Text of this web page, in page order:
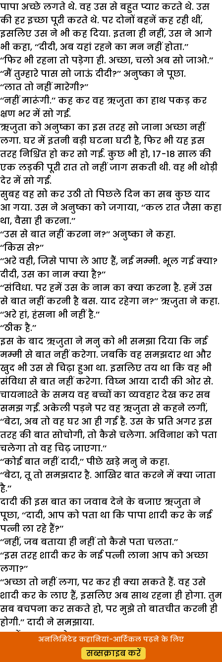
पापा अच्छे लगते थे. वह उस से बहुत प्यार करते थे. उस
की हर इच्छा पूरी करते थे. पर दोनों बहनें कह रही थीं,
इसलिए उस ने भी कह दिया. इतना ही नहीं, उस ने आगे
भी कहा, ‘‘दीदी, अब यहां रहने का मन नहीं होता.’’
‘‘फिर भी रहना तो पड़ेगा ही. अच्छा, चलो अब सो जाओ.’’
‘‘मैं तुम्हारे पास सो जाऊं दीदी?’’ अनुष्का ने पूछा.
‘‘लात तो नहीं मारेगी?’’
‘‘नहीं मारूंगी.’’ कह कर वह ऋजुता का हाथ पकड़ कर
क्षण भर में सो गई.
ऋजुता को अनुष्का का इस तरह सो जाना अच्छा नहीं
लगा. घर में इतनी बड़ी घटना घटी है, फिर भी यह इस
तरह निश्चिंत हो कर सो गई. कुछ भी हो, 17-18 साल की
एक लड़की पूरी रात तो नहीं जाग सकती थी. वह भी थोड़ी
देर में सो गई.
सुबह वह सो कर उठी तो पिछले दिन का सब कुछ याद
आ गया. उस ने अनुष्का को जगाया, ‘‘कल रात जैसा कहा
था, वैसा ही करना.’’
‘‘उस से बात नहीं करना न?’’ अनुष्का ने कहा.
‘‘किस से?’’
‘‘अरे वही, जिसे पापा ले आए हैं, नई मम्मी. भूल गई क्या?
दीदी, उस का नाम क्या है?’’
‘‘संविधा. पर हमें उस के नाम का क्या करना है. हमें उस
से बात नहीं करनी है बस. याद रहेगा न?’’ ऋजुता ने कहा.
‘‘अरे हां, हंसना भी नहीं है.’’
‘‘ठीक है.’’
इस के बाद ऋजुता ने मनु को भी समझा दिया कि नई
मम्मी से बात नहीं करेगा. जबकि वह समझदार था और
खुद भी उस से चिढ़ा हुआ था. इसलिए तय था कि वह भी
संविधा से बात नहीं करेगा. विघ्न आया दादी की ओर से.
चायनाश्ते के समय वह बच्चों का व्यवहार देख कर सब
समझ गईं. अकेली पड़ने पर वह ऋजुता से कहने लगीं,
‘‘बेटा, अब तो वह घर आ ही गई है. उस के प्रति अगर इस
तरह की बात सोचोगी, तो कैसे चलेगा. अविनाश को पता
चलेगा तो वह चिढ़ जाएगा.’’
‘‘कोई बात नहीं दादी,’’ पीछे खड़े मनु ने कहा.
‘‘बेटा, तू तो समझदार है. आखिर बात करने में क्या जाता
है.’’
दादी की इस बात का जवाब देने के बजाए ऋजुता ने
पूछा, ‘‘दादी, आप को पता था कि पापा शादी कर के नई
पत्नी ला रहे हैं?’’
‘‘नहीं, जब बताया ही नहीं तो कैसे पता चलता.’’
‘‘इस तरह शादी कर के नई पत्नी लाना आप को अच्छा
लगा?’’
‘‘अच्छा तो नहीं लगा, पर कर ही क्या सकते हैं. वह उसे
शादी कर के लाए हैं, इसलिए अब साथ रहना ही होगा. तुम
सब बचपना कर सकते हो, पर मुझे तो बातचीत करनी ही
होगी.’’ दादी ने समझाया.
‘‘क्यों?’’ ऋजुता ने पूछा.
‘‘बेटा, इस तरह घरपरिवार नहीं चलता.’’
अनलिमिटेड कहानियां-आर्टिकल पढ़ने के लिए
सब्सक्राइब करें